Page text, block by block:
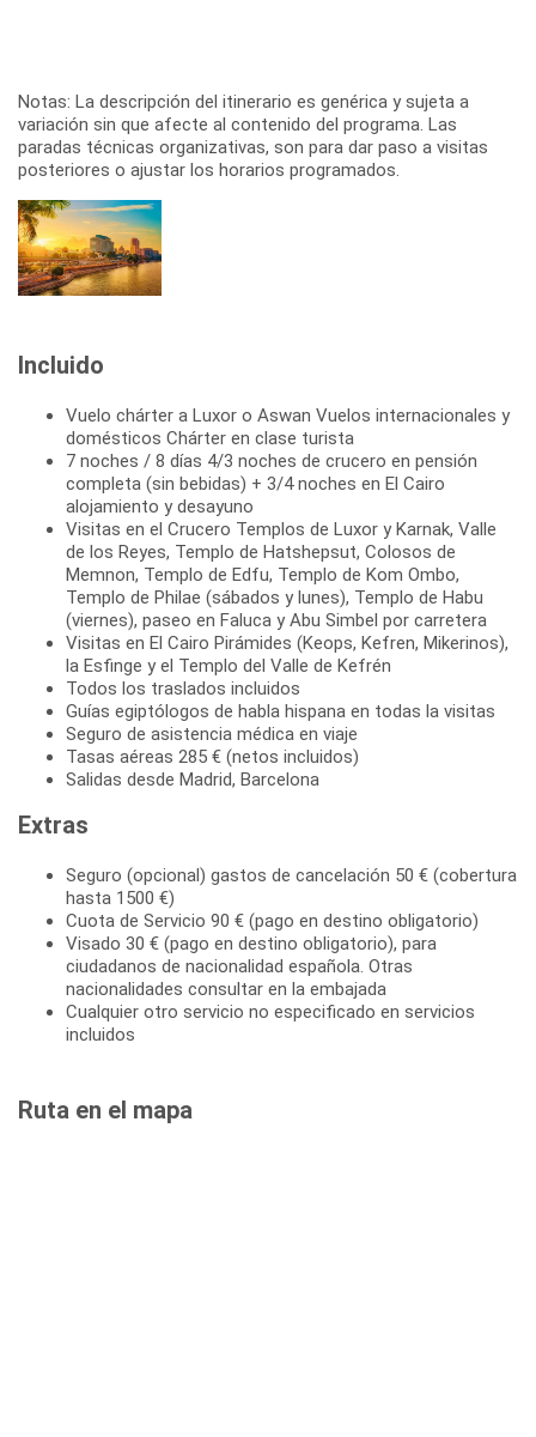
Notas: La descripción del itinerario es genérica y sujeta a
variación sin que afecte al contenido del programa. Las
paradas técnicas organizativas, son para dar paso a visitas
posteriores o ajustar los horarios programados.
Incluido
Vuelo chárter a Luxor o Aswan Vuelos internacionales y
domésticos Chárter en clase turista
7 noches / 8 días 4/3 noches de crucero en pensión
completa (sin bebidas) + 3/4 noches en El Cairo
alojamiento y desayuno
Visitas en el Crucero Templos de Luxor y Karnak, Valle
de los Reyes, Templo de Hatshepsut, Colosos de
Memnon, Templo de Edfu, Templo de Kom Ombo,
Templo de Philae (sábados y lunes), Templo de Habu
(viernes), paseo en Faluca y Abu Simbel por carretera
Visitas en El Cairo Pirámides (Keops, Kefren, Mikerinos),
la Esfinge y el Templo del Valle de Kefrén
Todos los traslados incluidos
Guías egiptólogos de habla hispana en todas la visitas
Seguro de asistencia médica en viaje
Tasas aéreas 285 € (netos incluidos)
Salidas desde Madrid, Barcelona
Extras
Seguro (opcional) gastos de cancelación 50 € (cobertura
hasta 1500 €)
Cuota de Servicio 90 € (pago en destino obligatorio)
Visado 30 € (pago en destino obligatorio), para
ciudadanos de nacionalidad española. Otras
nacionalidades consultar en la embajada
Cualquier otro servicio no especificado en servicios
incluidos
Ruta en el mapa